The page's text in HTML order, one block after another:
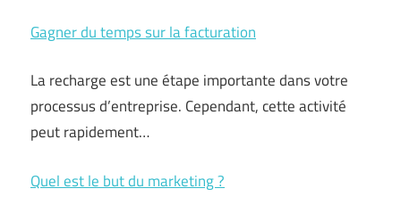
Gagner du temps sur la facturation
La recharge est une étape importante dans votre
processus d’entreprise. Cependant, cette activité
peut rapidement…
Quel est le but du marketing ?